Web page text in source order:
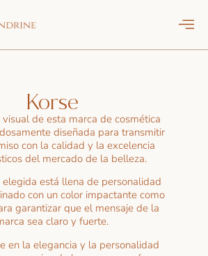
Korse
de esta marca de cosmética
diseñada para transmitir
con la calidad y la excelencia
del mercado de la belleza.
está llena de personalidad
con un color impactante como
garantizar que el mensaje de la
sea claro y fuerte.
en la elegancia y la personalidad